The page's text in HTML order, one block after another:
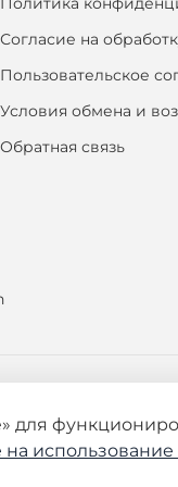
Согласие на
Пользовательское
Условия обмена и
Обратная связь
для
на